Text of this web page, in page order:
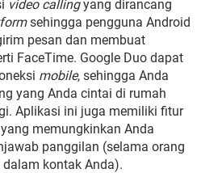
video callingyang dirancang
sehingga pengguna Android
pesan dan membuat
FaceTime. Google Duo dapat
mobile, sehingga Anda
yang Anda cintai di rumah
Aplikasi ini juga memiliki fitur
memungkinkan Anda
panggilan (selama orang
kontak Anda).